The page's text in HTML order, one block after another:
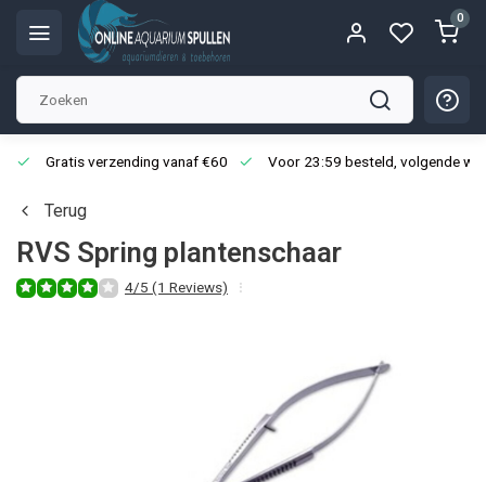
0
Gratis verzending vanaf €60 Voor 23:59 besteld, volgende
Terug
RVS Spring plantenschaar
4/5 (1 Reviews)